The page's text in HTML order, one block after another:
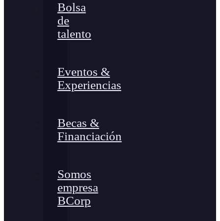
Bolsa
de
talento
Eventos &
Experiencias
Becas &
Financiación
Somos
empresa
BCorp